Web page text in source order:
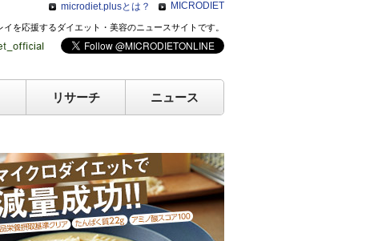
microdiet.plusとは？ MICRODIET
を応援するダイエット・美容のニュースサイトです。
リサーチ ニュース